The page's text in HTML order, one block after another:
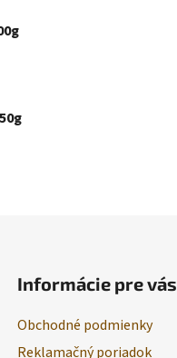
Informácie pre vás
Obchodné podmienky
Reklamačný poriadok